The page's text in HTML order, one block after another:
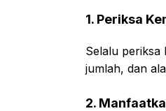
1. Periksa
Selalu periksa
jumlah, dan
2.